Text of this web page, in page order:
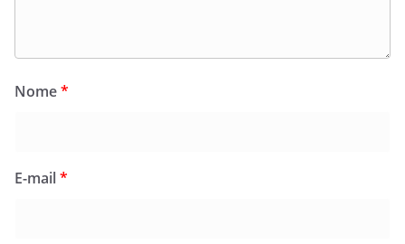
Nome*
E-mail*